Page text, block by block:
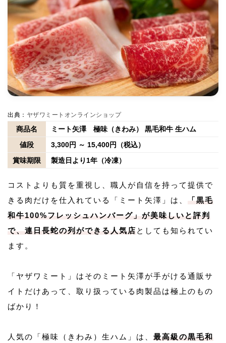
出典： ヤザワミートオンラインショップ
商品名
ミート矢澤 極味（きわみ） 黒毛和牛 生ハム
値段
3,300円 ～ 15,400円（税込）
賞味期限
製造日より1年（冷凍）
コストよりも質を重視し、職人が自信を持って提供で
きる肉だけを仕入れている「ミート矢澤」は、
「黒毛
和牛100%フレッシュハンバーグ」が美味しいと評判
で、連日長蛇の列ができる人気店 としても知られてい
ます。
「ヤザワミート」はそのミート矢澤が手がける通販サ
イトだけあって、取り扱っている肉製品は極上のもの
ばかり！
人気の「極味（きわみ）生ハム」は、 最高級の黒毛和